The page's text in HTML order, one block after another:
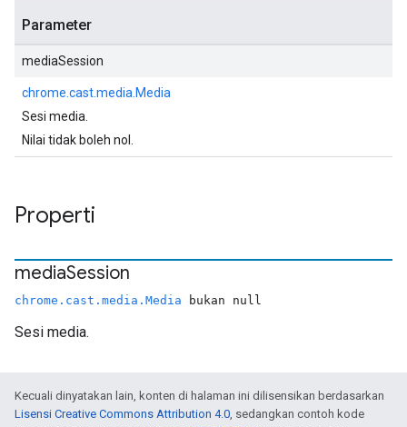
Parameter
mediaSession
chrome.cast.media.Media
Sesi media.
Nilai tidak boleh nol.
Properti
mediaSession
chrome.cast.media.Media bukan null
Sesi media.
Kecuali dinyatakan lain, konten di halaman ini dilisensikan berdasarkan
Lisensi Creative Commons Attribution 4.0, sedangkan contoh kode